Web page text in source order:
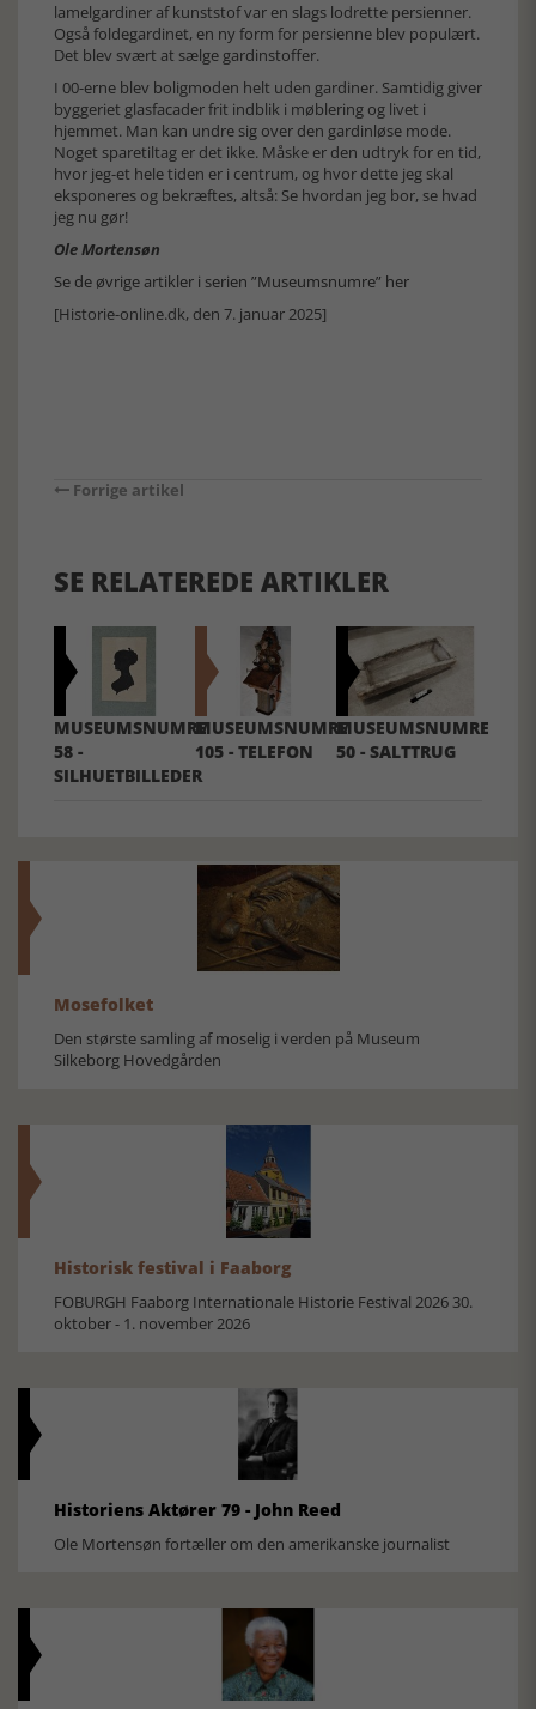
lamelgardiner af kunststof var en slags lodrette persienner.
Også foldegardinet, en ny form for persienne blev populært.
Det blev svært at sælge gardinstoffer.
I 00-erne blev boligmoden helt uden gardiner. Samtidig giver
byggeriet glasfacader frit indblik i møblering og livet i
hjemmet. Man kan undre sig over den gardinløse mode.
Noget sparetiltag er det ikke. Måske er den udtryk for en tid,
hvor jeg-et hele tiden er i centrum, og hvor dette jeg skal
eksponeres og bekræftes, altså: Se hvordan jeg bor, se hvad
jeg nu gør!
Ole Mortensøn
Se de øvrige artikler i serien ”Museumsnumre” her
[Historie-online.dk, den 7. januar 2025]
Forrige artikel
SE RELATEREDE ARTIKLER
MUSEUMSNUMRE
58 -
SILHUETBILLEDER
MUSEUMSNUMRE
105 - TELEFON
MUSEUMSNUMRE
50 - SALTTRUG
Mosefolket
Den største samling af moselig i verden på Museum
Silkeborg Hovedgården
Historisk festival i Faaborg
FOBURGH Faaborg Internationale Historie Festival 2026 30.
oktober - 1. november 2026
Historiens Aktører 79 - John Reed
Ole Mortensøn fortæller om den amerikanske journalist